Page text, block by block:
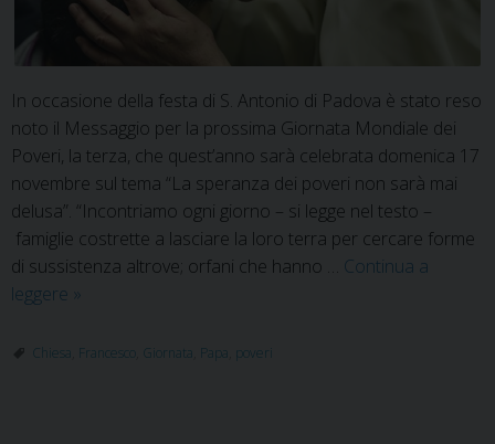
In occasione della festa di S. Antonio di Padova è stato reso
noto il Messaggio per la prossima Giornata Mondiale dei
Poveri, la terza, che quest’anno sarà celebrata domenica 17
novembre sul tema “La speranza dei poveri non sarà mai
delusa”. “Incontriamo ogni giorno – si legge nel testo –
famiglie costrette a lasciare la loro terra per cercare forme
di sussistenza altrove; orfani che hanno … Continua a
leggere La
dei
»
Chiesa Francesco Giornata Papa poveri